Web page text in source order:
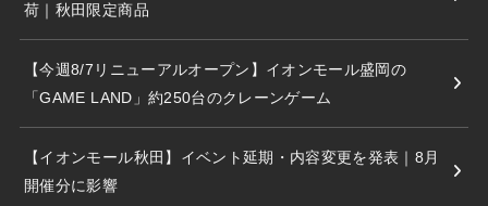
荷｜秋田限定商品
【今週8/7リニューアルオープン】イオンモール盛岡の
「GAME LAND」約250台のクレーンゲーム
【イオンモール秋田】イベント延期・内容変更を発表｜8月
開催分に影響